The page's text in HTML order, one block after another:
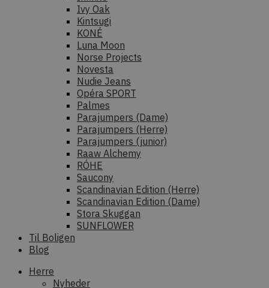
Ivy Oak
Kintsugi
KONÉ
Luna Moon
Norse Projects
Novesta
Nudie Jeans
Opéra SPORT
Palmes
Parajumpers (Dame)
Parajumpers (Herre)
Parajumpers (junior)
Raaw Alchemy
RÓHE
Saucony
Scandinavian Edition (Herre)
Scandinavian Edition (Dame)
Stora Skuggan
SUNFLOWER
Til Boligen
Blog
Herre
Nyheder